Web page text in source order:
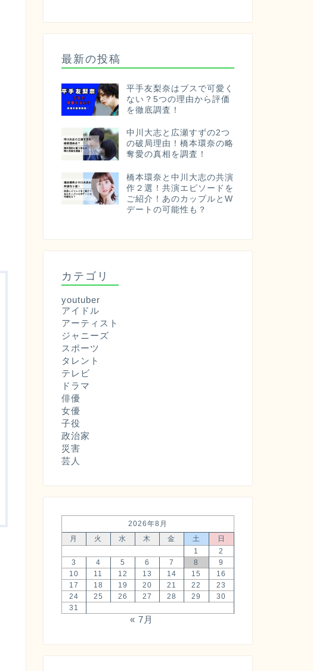
最新の投稿
平手友梨奈はブスで可愛く
ない？5つの理由から評価
を徹底調査！
中川大志と広瀬すずの2つ
の破局理由！橋本環奈の略
奪愛の真相を調査！
橋本環奈と中川大志の共演
作２選！共演エピソードを
ご紹介！あのカップルとW
デートの可能性も？
カテゴリ
youtuber
アイドル
アーティスト
ジャニーズ
スポーツ
タレント
テレビ
ドラマ
俳優
女優
子役
政治家
災害
芸人
2026年8月
月
火 水 木 金 土
日
1
2
3
4 5 6 7 8
9
10
11 12 13 14 15
16
17
18 19 20 21 22
23
24
25 26 27 28 29
30
31
« 7月